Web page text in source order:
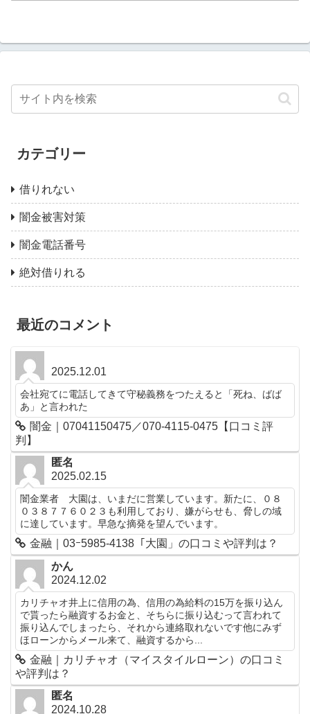
カテゴリー
借りれない
闇金被害対策
闇金電話番号
絶対借りれる
最近のコメント
2025.12.01
会社宛てに電話してきて守秘義務をつたえると「死ね、ばば
あ」と言われた
闇金｜07041150475／070-4115-0475【口コミ評
判】
匿名
2025.02.15
闇金業者 大園は、いまだに営業しています。新たに、０８
０３８７７６０２３も利用しており、嫌がらせも、脅しの域
に達しています。早急な摘発を望んでいます。
金融｜03ｰ5985-4138「大園」の口コミや評判は？
かん
2024.12.02
カリチャオ井上に信用の為、信用の為給料の15万を振り込ん
で貰ったら融資するお金と、そちらに振り込むって言われて
振り込んでしまったら、それから連絡取れないです他にみず
ほローンからメール来て、融資するから...
金融｜カリチャオ（マイスタイルローン）の口コミ
や評判は？
匿名
2024.10.28